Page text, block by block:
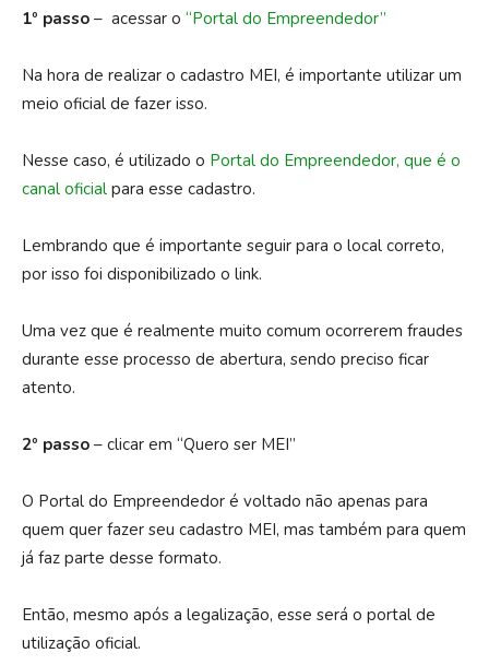
1º passo – acessar o “Portal do Empreendedor”
Na hora de realizar o cadastro MEI, é importante utilizar um
meio oficial de fazer isso.
Nesse caso, é utilizado o Portal do Empreendedor, que é o
canal oficial para esse cadastro.
Lembrando que é importante seguir para o local correto,
por isso foi disponibilizado o link.
Uma vez que é realmente muito comum ocorrerem fraudes
durante esse processo de abertura, sendo preciso ficar
atento.
2º passo – clicar em “Quero ser MEI”
O Portal do Empreendedor é voltado não apenas para
quem quer fazer seu cadastro MEI, mas também para quem
já faz parte desse formato.
Então, mesmo após a legalização, esse será o portal de
utilização oficial.